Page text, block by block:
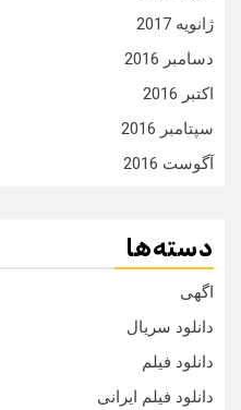
ژانویه 2017
دسامبر 2016
اکتبر 2016
سپتامبر 2016
آگوست 2016
دسته‌ها
اگهی
دانلود سریال
دانلود فیلم
دانلود فیلم ایرانی